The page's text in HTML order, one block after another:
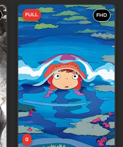
Tập 39
Tập 40
Tập 41
Tập 42
Tập 43
Tập 44
Tập 45
Tập 46
Tập 47
FHD
0
FULL